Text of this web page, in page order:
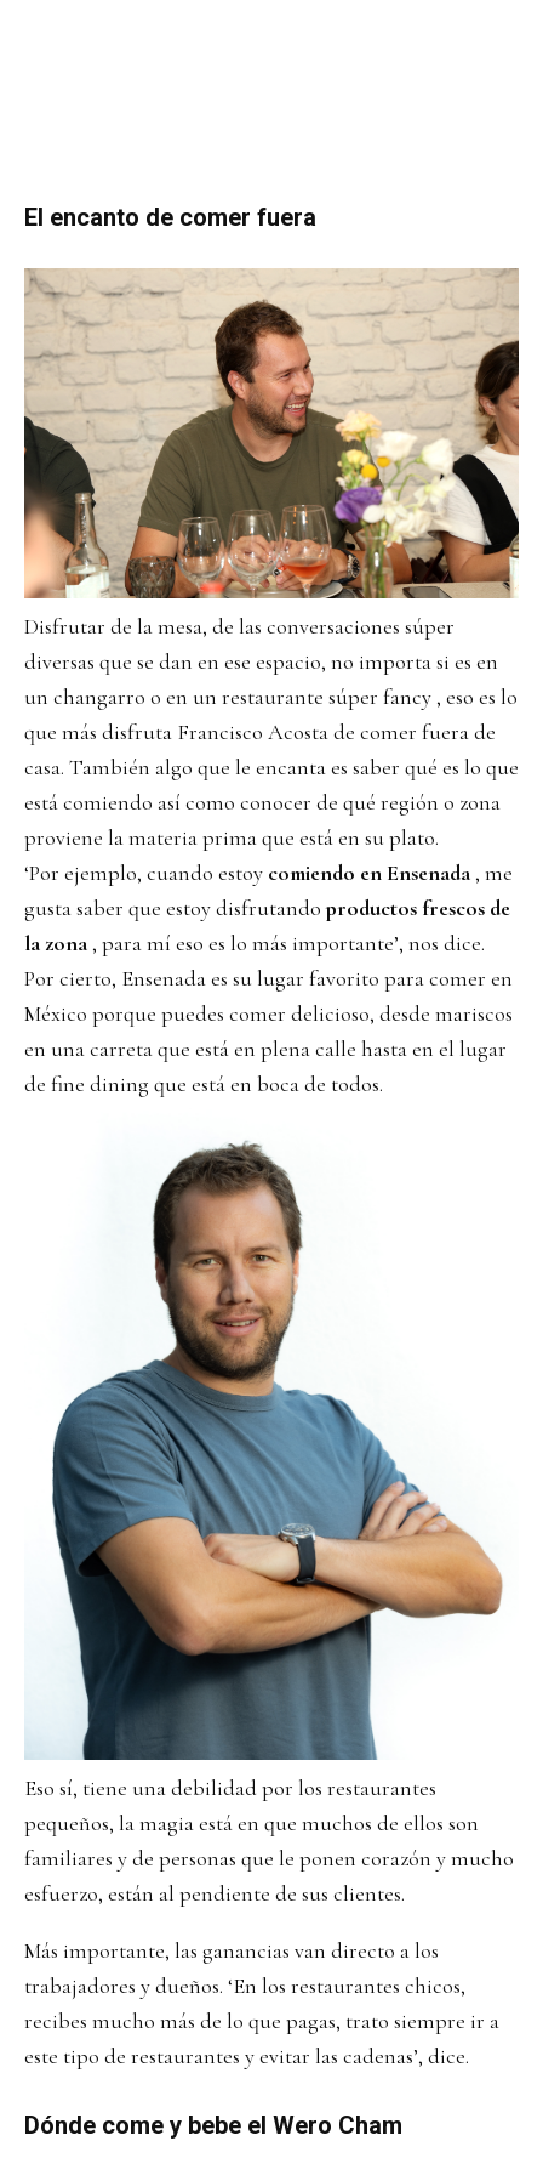
El encanto de comer fuera
Disfrutar de la mesa, de las conversaciones súper
diversas que se dan en ese espacio, no importa si es en
un changarro o en un restaurante súper fancy , eso es lo
que más disfruta Francisco Acosta de comer fuera de
casa. También algo que le encanta es saber qué es lo que
está comiendo así como conocer de qué región o zona
proviene la materia prima que está en su plato.
‘Por ejemplo, cuando estoy comiendo en Ensenada , me
gusta saber que estoy disfrutandoproductos frescos de
la zona , para mí eso es lo más importante’, nos dice.
Por cierto, Ensenada es su lugar favorito para comer en
México porque puedes comer delicioso, desde mariscos
en una carreta que está en plena calle hasta en el lugar
de fine dining que está en boca de todos.
Eso sí, tiene una debilidad por los restaurantes
pequeños, la magia está en que muchos de ellos son
familiares y de personas que le ponen corazón y mucho
esfuerzo, están al pendiente de sus clientes.
Más importante, las ganancias van directo a los
trabajadores y dueños. ‘En los restaurantes chicos,
recibes mucho más de lo que pagas, trato siempre ir a
este tipo de restaurantes y evitar las cadenas’, dice.
Dónde come y bebe el Wero Cham